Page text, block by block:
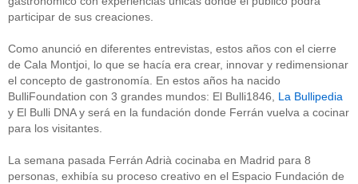
participar de sus creaciones.
Como anunció en diferentes entrevistas, estos años con el cierre
de Cala Montjoi, lo que se hacía era crear, innovar y redimensionar
el concepto de gastronomía. En estos años ha nacido
BulliFoundation con 3 grandes mundos: El Bulli1846, La Bullipedia
y El Bulli DNA y será en la fundación donde Ferrán vuelva a cocinar
para los visitantes.
La semana pasada Ferrán Adrià cocinaba en Madrid para 8
personas, exhibía su proceso creativo en el Espacio Fundación de